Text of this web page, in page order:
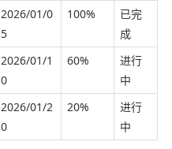
2026/01/0
5
100%
已完
成
2026/01/1
0
60%
进行
中
2026/01/2
0
20%
进行
中